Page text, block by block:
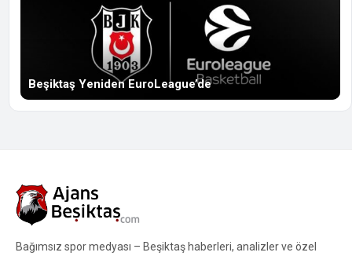
Beşiktaş Yeniden EuroLeague’de
Bağımsız spor medyası – Beşiktaş haberleri, analizler ve özel